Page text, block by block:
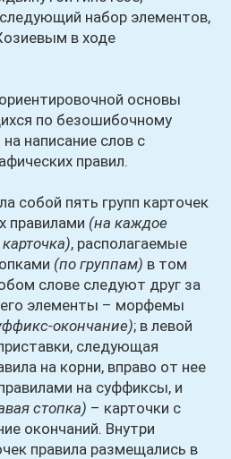
набор элементов,
в ходе
основы
по безошибочному
написание слов с
правил.
пять групп карточек
правилами (на каждое
, располагаемые
(по группам) в том
слове следуют друг за
элементы – морфемы
окончание); в левой
следующая
на корни, вправо от нее
на суффиксы, и
стопка) – карточки с
окончаний. Внутри
правила размещались в